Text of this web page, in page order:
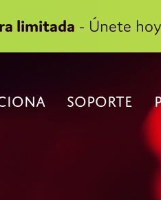
limitada - Únete
SOPORTE